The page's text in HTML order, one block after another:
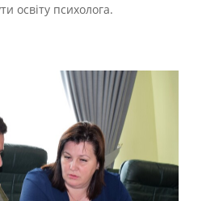
освіту психолога.